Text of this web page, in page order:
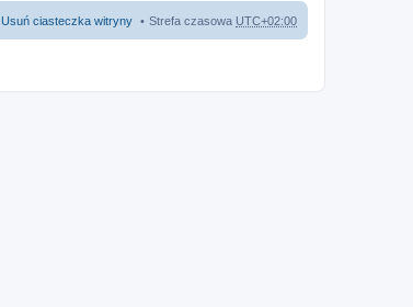
Strefa czasowa UTC+02:00
Usuń ciasteczka witryny